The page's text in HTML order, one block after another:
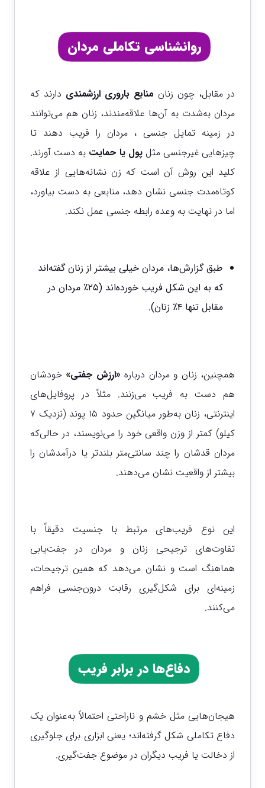
روانشناسی تکاملی مردان
در مقابل، چون زنان منابع باروری ارزشمندی دارند که
مردان به‌شدت به آن‌ها علاقه‌مندند، زنان هم می‌توانند
در زمینه تمایل جنسی ، مردان را فریب دهند تا
چیزهایی غیرجنسی مثلپول یا حمایت به دست آورند.
کلید این روش آن است که زن نشانه‌هایی از علاقه
کوتاه‌مدت جنسی نشان دهد، منابعی به دست بیاورد،
اما در نهایت به وعده رابطه جنسی عمل نکند.
طبق گزارش‌ها، مردان خیلی بیشتر از زنان گفته‌اند
که به این شکل فریب خورده‌اند (۲۵٪ مردان در
مقابل تنها ۴٪ زنان).
همچنین، زنان و مردان درباره «ارزش جفتی» خودشان
هم دست به فریب می‌زنند. مثلاً در پروفایل‌های
اینترنتی، زنان به‌طور میانگین حدود ۱۵ پوند (نزدیک ۷
کیلو) کمتر از وزن واقعی خود را می‌نویسند، در حالی‌که
مردان قدشان را چند سانتی‌متر بلندتر یا درآمدشان را
بیشتر از واقعیت نشان می‌دهند.
این نوع فریب‌های مرتبط با جنسیت دقیقاً با
تفاوت‌های ترجیحی زنان و مردان در جفت‌یابی
هماهنگ است و نشان می‌دهد که همین ترجیحات،
زمینه‌ای برای شکل‌گیری رقابت درون‌جنسی فراهم
می‌کنند.
دفاع‌ها در برابر فریب
هیجان‌هایی مثل خشم و ناراحتی احتمالاً به‌عنوان یک
دفاع تکاملی شکل گرفته‌اند؛ یعنی ابزاری برای جلوگیری
از دخالت یا فریب دیگران در موضوع جفت‌گیری.